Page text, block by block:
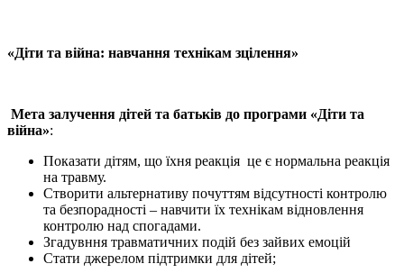
«Діти та війна: навчання технікам зцілення»
Мета залучення дітей та батьків до програми «Діти та
війна»:
Показати дітям, що їхня реакція це є нормальна реакція
на травму.
Створити альтернативу почуттям відсутності контролю
та безпорадності – навчити їх технікам відновлення
контролю над спогадами.
Згадувння травматичних подій без зайвих емоцій
Стати джерелом підтримки для дітей;